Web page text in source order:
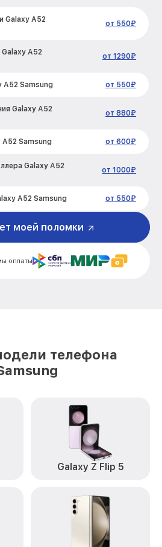
Galaxy A52
от 550₽
A52
от 1290₽
A52 Samsung от 550₽
Galaxy A52
от 880₽
A52 Samsung от 600₽
Galaxy A52
от 1000₽
A52 Samsung от 550₽
Galaxy
A52 Samsung от 600₽
A52 Samsung
Samsung
A52 Samsung от 500₽
Samsung от 450₽
A52 Samsung от 550₽
оплаты
моей поломки
телефона
Galaxy Z Flip 5